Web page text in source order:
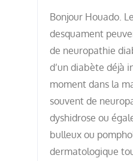
Bonjour Houado.
desquament
de neuropathie
d’un diabète déjà
moment dans la
souvent de
dyshidrose ou
bulleux ou
dermatologique